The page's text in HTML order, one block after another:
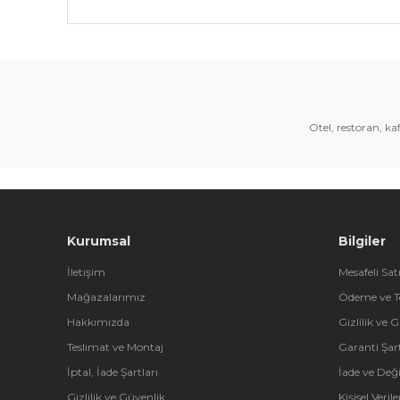
Bu ürünün fiyat bilgisi, resim, ürün
Ürün bilgilerinde hatalar bulunuyor.
Otel, restoran,
Kurumsal
İletişim
Mağazalarımız
Hakkımızda
Teslimat ve Montaj
İptal, İade Şartları
Gizlilik ve Güvenlik
Bilgiler
Mesafeli
Ödeme ve
Gizlilik ve
Garanti
İade ve
Kişisel